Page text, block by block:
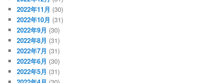
2022年11月 (30)
2022年10月 (31)
2022年9月 (30)
2022年8月 (31)
2022年7月 (31)
2022年6月 (30)
2022年5月 (31)